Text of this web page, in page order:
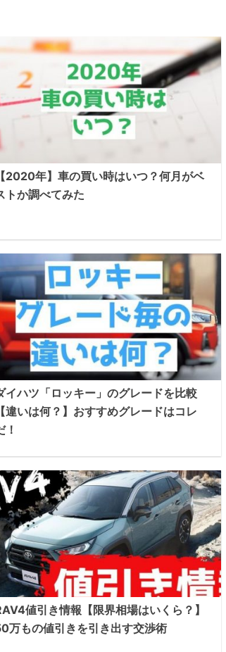
【2020年】車の買い時はいつ？何月がベ
トか調べてみた
イハツ「ロッキー」のグレードを比較
【違いは何？】おすすめグレードはコレ
！
値引き情報【限界相場はいくら？】
万もの値引きを引き出す交渉術